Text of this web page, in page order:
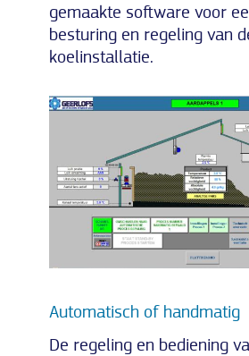
gemaakte software voor
besturing en regeling van
koelinstallatie.
Automatisch of handmatig
De regeling en bediening